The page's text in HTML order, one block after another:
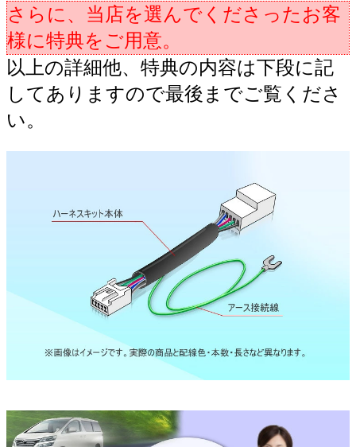
さらに、当店を選んでくださったお客
様に特典をご用意。
以上の詳細他、特典の内容は下段に記
してありますので最後までご覧くださ
い。